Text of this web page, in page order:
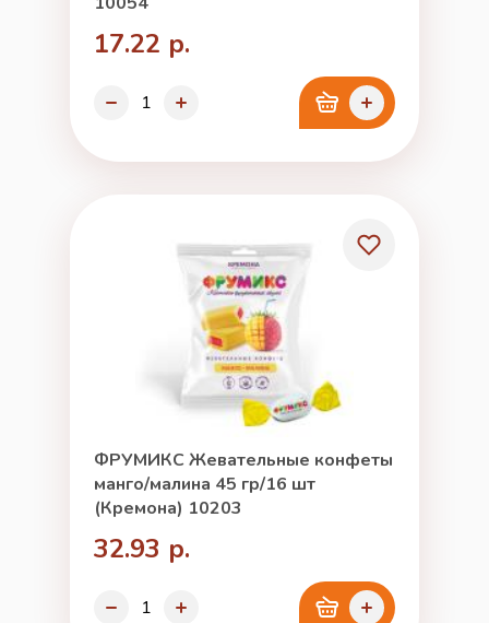
17.22 р.
ФРУМИКС Жевательные конфеты
манго/малина 45 гр/16 шт
(Кремона) 10203
32.93 р.